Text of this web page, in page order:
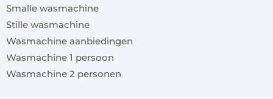
Smalle wasmachine
Stille wasmachine
Wasmachine aanbiedingen
Wasmachine 1 persoon
Wasmachine 2 personen